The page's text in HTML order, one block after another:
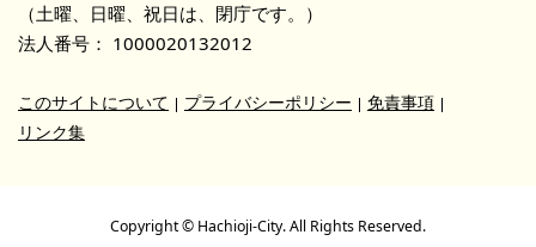
（土曜、日曜、祝日は、閉庁です。）
法人番号： 1000020132012
このサイトについて プライバシーポリシー
免責事項
リンク集
Copyright © Hachioji-City. All Rights Reserved.